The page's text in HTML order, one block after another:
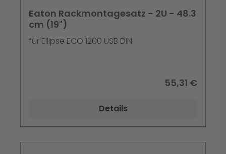
Eaton Rackmontagesatz - 2U - 48.3
cm (19")
für Ellipse ECO 1200 USB DIN
55,31 €
Details